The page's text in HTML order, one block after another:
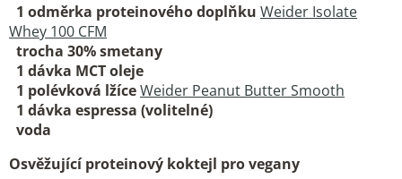
1 odměrka proteinového doplňku Weider Isolate
Whey 100 CFM
trocha 30% smetany
1 dávka MCT oleje
1 polévková lžíceWeider Peanut Butter Smooth
1 dávka espressa (volitelné)
voda
Osvěžující proteinový koktejl pro vegany